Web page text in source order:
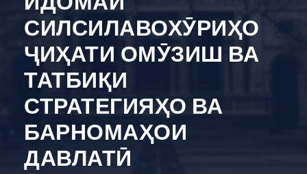
СИЛСИЛАВОХӮРИҲО
ҶИҲАТИ ОМӮЗИШ ВА
ТАТБИҚИ
СТРАТЕГИЯҲО ВА
БАРНОМАҲОИ
ДАВЛАТӢ